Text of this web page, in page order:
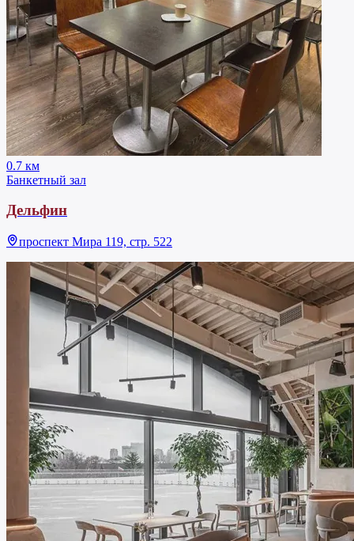
0.7 км
Банкетный зал
Дельфин
проспект Мира 119, стр. 522